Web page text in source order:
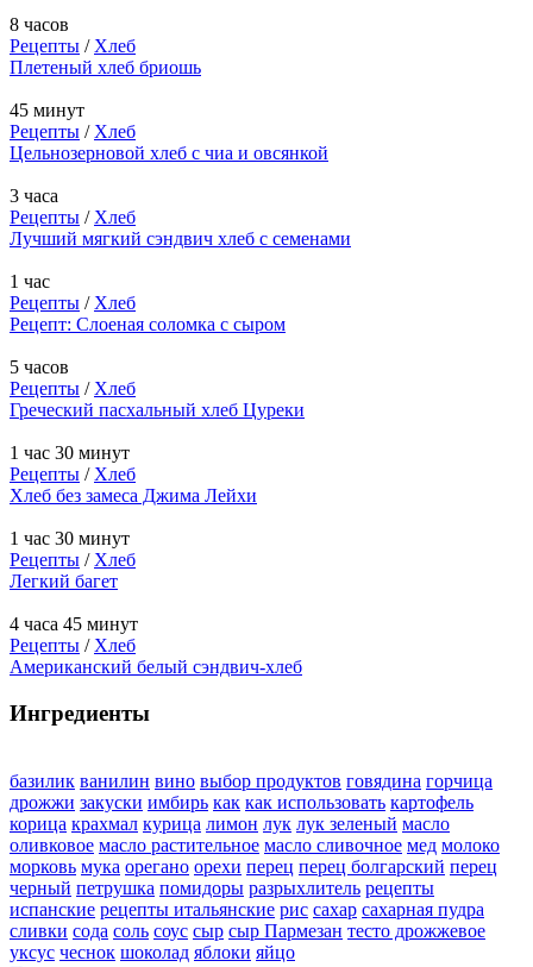
8 часов
Рецепты /Хлеб
Плетеный хлеб бриошь
45 минут
Рецепты /Хлеб
Цельнозерновой хлеб с чиа и овсянкой
3 часа
Рецепты /Хлеб
Лучший мягкий сэндвич хлеб с семенами
1 час
Рецепты /Хлеб
Рецепт: Слоеная соломка с сыром
5 часов
Рецепты /Хлеб
Греческий пасхальный хлеб Цуреки
1 час 30 минут
Рецепты /Хлеб
Хлеб без замеса Джима Лейхи
1 час 30 минут
Рецепты /Хлеб
Легкий багет
4 часа 45 минут
Рецепты /Хлеб
Американский белый сэндвич-хлеб
Ингредиенты
базилик ванилин вино выбор продуктов говядина горчица
дрожжи закуски имбирь как как использовать картофель
корица крахмал курица лимон лук лук зеленый масло
оливковое масло растительное масло сливочное мед молоко
морковь мука орегано орехи перец перец болгарский перец
черный петрушка помидоры разрыхлитель рецепты
испанские рецепты итальянские рис сахар сахарная пудра
сливки сода соль соус сыр сыр Пармезан тесто дрожжевое
уксус чеснок шоколад яблоки яйцо